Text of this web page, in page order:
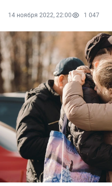
14 ноября 2022, 22:00 1 047